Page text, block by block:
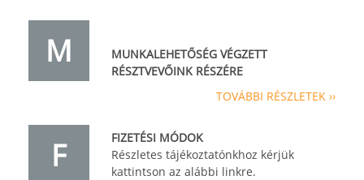
M
MUNKALEHETŐSÉG VÉGZETT
RÉSZTVEVŐINK RÉSZÉRE
TOVÁBBI RÉSZLETEK ››
F
FIZETÉSI MÓDOK
Részletes tájékoztatónkhoz kérjük
kattintson az alábbi linkre.